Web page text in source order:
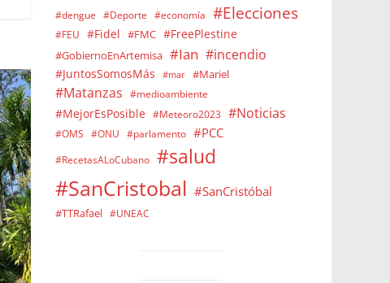
#dengue #Deporte #economía #Elecciones
#FEU #Fidel #FMC #FreePlestine
#GobiernoEnArtemisa #Ian #incendio
#JuntosSomosMás #mar #Mariel
#Matanzas #medioambiente
#MejorEsPosible #Meteoro2023 #Noticias
#OMS #ONU #parlamento #PCC
#RecetasALoCubano #salud
#SanCristobal #SanCristóbal
#TTRafael #UNEAC